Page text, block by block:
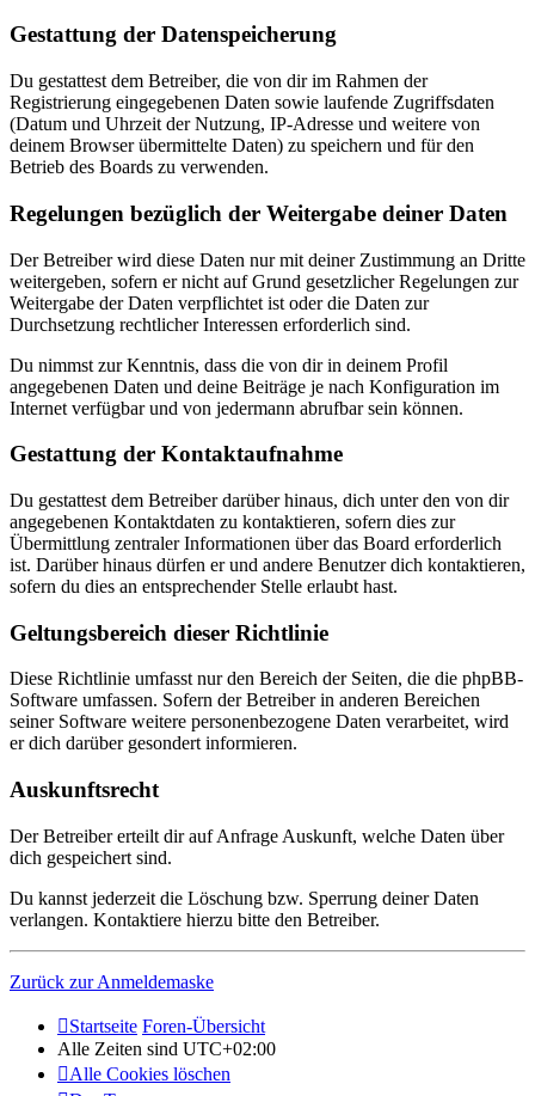
Gestattung der Datenspeicherung
Du gestattest dem Betreiber, die von dir im Rahmen der
Registrierung eingegebenen Daten sowie laufende Zugriffsdaten
(Datum und Uhrzeit der Nutzung, IP-Adresse und weitere von
deinem Browser übermittelte Daten) zu speichern und für den
Betrieb des Boards zu verwenden.
Regelungen bezüglich der Weitergabe deiner Daten
Der Betreiber wird diese Daten nur mit deiner Zustimmung an Dritte
weitergeben, sofern er nicht auf Grund gesetzlicher Regelungen zur
Weitergabe der Daten verpflichtet ist oder die Daten zur
Durchsetzung rechtlicher Interessen erforderlich sind.
Du nimmst zur Kenntnis, dass die von dir in deinem Profil
angegebenen Daten und deine Beiträge je nach Konfiguration im
Internet verfügbar und von jedermann abrufbar sein können.
Gestattung der Kontaktaufnahme
Du gestattest dem Betreiber darüber hinaus, dich unter den von dir
angegebenen Kontaktdaten zu kontaktieren, sofern dies zur
Übermittlung zentraler Informationen über das Board erforderlich
ist. Darüber hinaus dürfen er und andere Benutzer dich kontaktieren,
sofern du dies an entsprechender Stelle erlaubt hast.
Geltungsbereich dieser Richtlinie
Diese Richtlinie umfasst nur den Bereich der Seiten, die die phpBB-
Software umfassen. Sofern der Betreiber in anderen Bereichen
seiner Software weitere personenbezogene Daten verarbeitet, wird
er dich darüber gesondert informieren.
Auskunftsrecht
Der Betreiber erteilt dir auf Anfrage Auskunft, welche Daten über
dich gespeichert sind.
Du kannst jederzeit die Löschung bzw. Sperrung deiner Daten
verlangen. Kontaktiere hierzu bitte den Betreiber.
Zurück zur Anmeldemaske
Startseite Foren-Übersicht
Alle Zeiten sind UTC+02:00
Alle Cookies löschen